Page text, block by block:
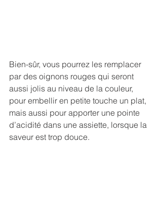
Bien-sûr, vous pourrez les remplacer
par des oignons rouges qui seront
aussi jolis au niveau de la couleur,
pour embellir en petite touche un plat,
mais aussi pour apporter une pointe
d’acidité dans une assiette, lorsque la
saveur est trop douce.